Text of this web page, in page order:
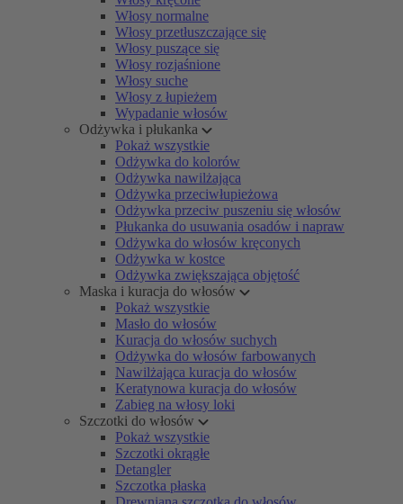
Włosy normalne
Włosy przetłuszczające się
Włosy puszące się
Włosy rozjaśnione
Włosy suche
Włosy z łupieżem
Wypadanie włosów
Odżywka i płukanka
Pokaż wszystkie
Odżywka do kolorów
Odżywka nawilżająca
Odżywka przeciwłupieżowa
Odżywka przeciw puszeniu się włosów
Płukanka do usuwania osadów i napraw
Odżywka do włosów kręconych
Odżywka w kostce
Odżywka zwiększająca objętość
Maska i kuracja do włosów
Pokaż wszystkie
Masło do włosów
Kuracja do włosów suchych
Odżywka do włosów farbowanych
Nawilżająca kuracja do włosów
Keratynowa kuracja do włosów
Zabieg na włosy loki
Szczotki do włosów
Pokaż wszystkie
Szczotki okrągłe
Detangler
Szczotka płaska